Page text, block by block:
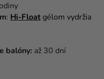
: Hi-Floatgélom vydržia
balóny: až 30 dní